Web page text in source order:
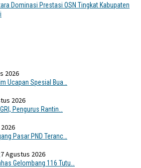
Dominasi Prestasi OSN Tingkat Kabupaten
2026
Ucapan Spesial Bua…
2026
Pengurus Rantin…
Pasar PND Teranc…
7 Agustus 2026
Gelombang 116 Tutu…